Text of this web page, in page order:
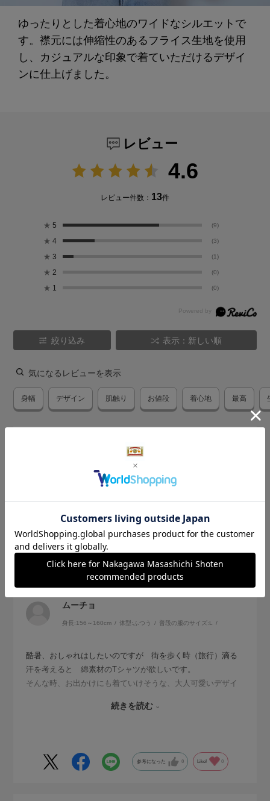
ゆったりとした着心地のワイドなシルエットで
す。襟元には伸縮性のあるフライス生地を使用
し、カジュアルな印象で着ていただけるデザイ
ンに仕上げました。
レビュー
4.6
レビュー件数： 13件
★ 5 (9)
★ 4 (3)
★ 3 (1)
★ 2 (0)
★ 1 (0)
絞り込み 表示：新しい順
気になるレビューを表示
身幅 デザイン 肌触り お値段 着心地 最高
質感の良いTシャツ
サイズ：サイズなし 色：黒
ムーチョ
身長:156～160cm 体型: ふつう 普段の服のサイズ:L
酷暑、おしゃれはしたいのですが 街を歩く時（旅行）滴る
汗を考えると 綿素材のTシャツが欲しいです。
そんな時、お出かけにも着ていけそうな、大人可愛いデザイ
着てみましたら なんと薄手でサラッとしていて とても肌
少し、Aラインの横に広がったデザインが、女性向けでおしゃ
れ感があります。
続きを読む
参考になった 0 Like! 0